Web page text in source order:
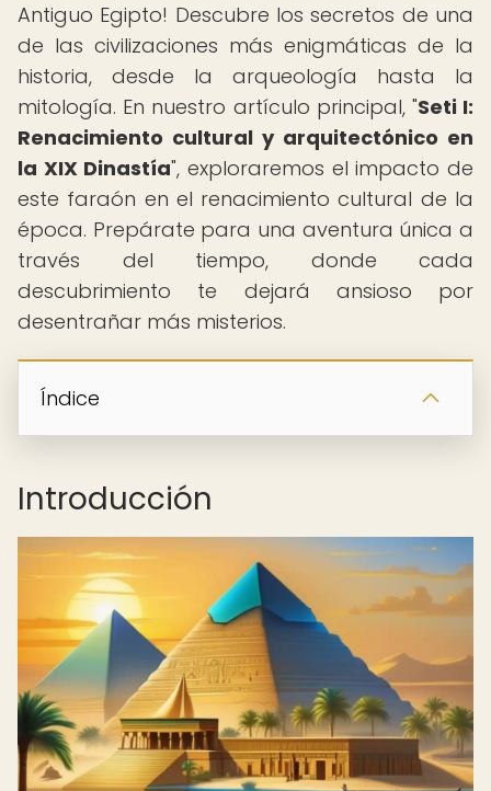
Antiguo Egipto! Descubre los secretos de una
de las civilizaciones más enigmáticas de la
historia, desde la arqueología hasta la
mitología. En nuestro artículo principal, "Seti I:
Renacimiento cultural y arquitectónico en
la XIX Dinastía", exploraremos el impacto de
este faraón en el renacimiento cultural de la
época. Prepárate para una aventura única a
través del tiempo, donde cada
descubrimiento te dejará ansioso por
desentrañar más misterios.
Índice
Introducción